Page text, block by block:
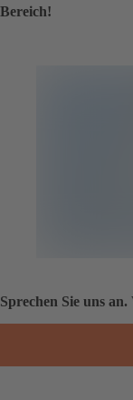
Bereich!
Sprechen Sie uns